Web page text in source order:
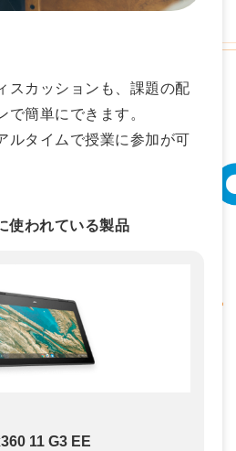
スカッションも、課題の配
で簡単にできます。
ルタイムで授業に参加が可
使われている製品
11 G3 EE